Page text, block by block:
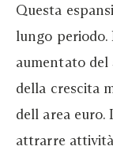
Questa
lungo periodo.
aumentato
della crescita
dell area
attrarre